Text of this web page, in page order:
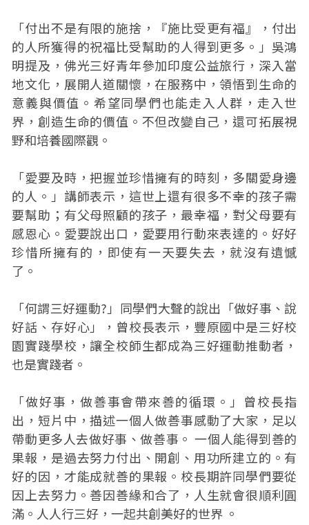
「付出不是有限的施捨，『施比受更有福』，付出
的人所獲得的祝福比受幫助的人得到更多。」吳鴻
明提及，佛光三好青年參加印度公益旅行，深入當
地文化，展開人道關懷，在服務中，領悟到生命的
意義與價值。希望同學們也能走入人群，走入世
界，創造生命的價值。不但改變自己，還可拓展視
野和培養國際觀。
「愛要及時，把握並珍惜擁有的時刻，多關愛身邊
的人。」講師表示，這世上還有很多不幸的孩子需
要幫助；有父母照顧的孩子，最幸福，對父母要有
感恩心。愛要說出口，愛要用行動來表達的。好好
珍惜所擁有的，即使有一天要失去，就沒有遺憾
了。
「何謂三好運動?」同學們大聲的說出「做好事、說
好話、存好心」，曾校長表示，豐原國中是三好校
園實踐學校，讓全校師生都成為三好運動推動者，
也是實踐者。
「做好事，做善事會帶來善的循環。」曾校長指
出，短片中，描述一個人做善事感動了大家，足以
帶動更多人去做好事、做善事。 一個人能得到善的
果報，是過去努力付出、開創、用功所建立的。有
好的因，才能成就善的果報。校長期許同學們要從
因上去努力。善因善緣和合了，人生就會很順利圓
滿。人人行三好，一起共創美好的世界 。